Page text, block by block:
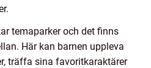
temaparker och det finns
Här kan barnen uppleva
träffa sina favoritkaraktärer